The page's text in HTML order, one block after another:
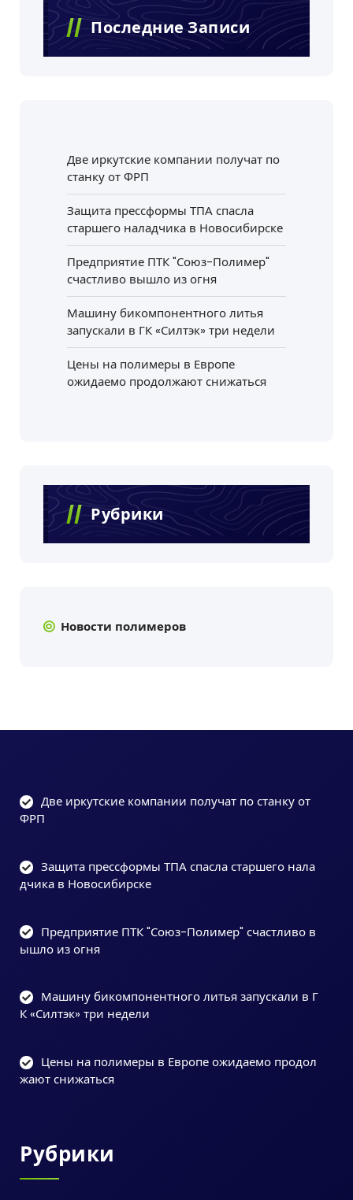
Последние Записи
Две иркутские компании получат по
станку от ФРП
Защита прессформы ТПА спасла
старшего наладчика в Новосибирске
Предприятие ПТК "Союз-Полимер"
счастливо вышло из огня
Машину бикомпонентного литья
запускали в ГК «Силтэк» три недели
Цены на полимеры в Европе
ожидаемо продолжают снижаться
Рубрики
Новости полимеров
Две иркутские компании получат по станку от
ФРП
Защита прессформы ТПА спасла старшего нала
дчика в Новосибирске
Предприятие ПТК "Союз-Полимер" счастливо в
ышло из огня
Машину бикомпонентного литья запускали в Г
К «Силтэк» три недели
Цены на полимеры в Европе ожидаемо продол
жают снижаться
Рубрики